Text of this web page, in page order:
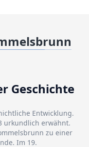
Geschichte
Entwicklung.
urkundlich erwähnt.
zu einer
Im 19.